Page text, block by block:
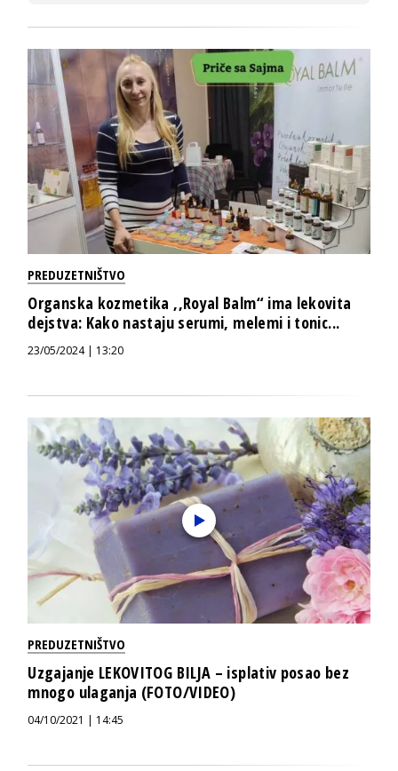
PREDUZETNIŠTVO
Organska kozmetika ,,Royal Balm“ ima lekovita
dejstva: Kako nastaju serumi, melemi i tonic...
23/05/2024 | 13:20
PREDUZETNIŠTVO
Uzgajanje LEKOVITOG BILJA – isplativ posao bez
mnogo ulaganja (FOTO/VIDEO)
04/10/2021 | 14:45